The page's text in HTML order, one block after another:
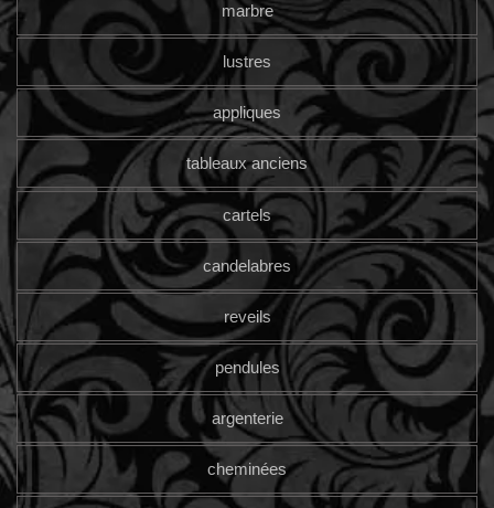
marbre
lustres
appliques
tableaux anciens
cartels
candelabres
reveils
pendules
argenterie
cheminées